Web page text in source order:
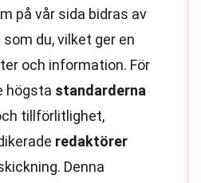
på vår sida bidras av
du, vilket ger en
och information. För
högsta standarderna
tillförlitlighet,
redaktörer
Denna